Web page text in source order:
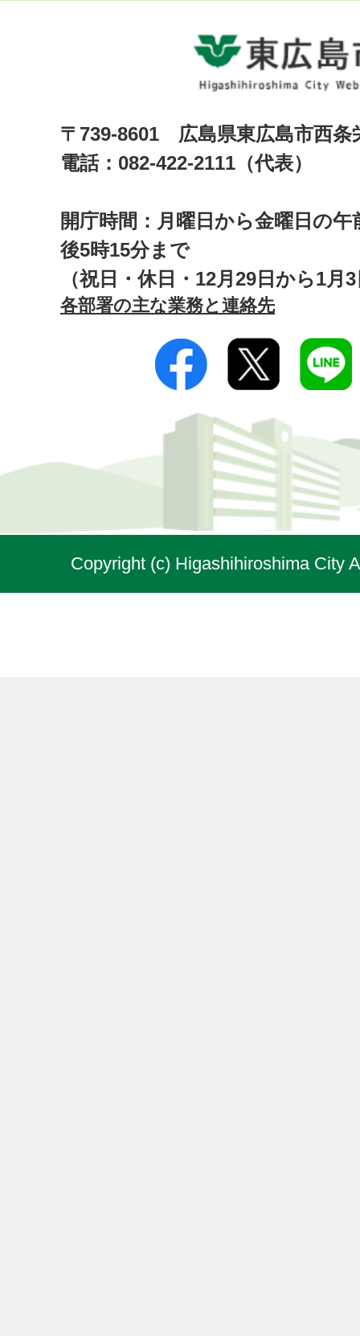
〒739-8601 広島県東広島市西
電話：082-422-2111（代表）
開庁時間：月曜日から金曜日の午
後5時15分まで
（祝日・休日・12月29日から1月
各部署の主な業務と連絡先
Copyright (c) Higashihiroshima City